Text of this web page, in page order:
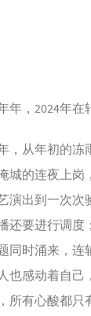
，2024年在
从年初的冻
城的连夜上岗
演出到一次次
还要进行调度
同时涌来，连
也感动着自己
所有心酸都只